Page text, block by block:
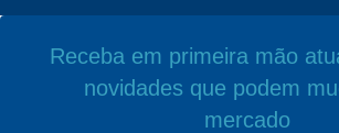
Receba em primeira mão
novidades que podem
mercado